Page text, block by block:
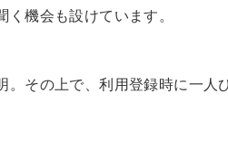
機会も設けています。
。その上で、利用登録時に一人